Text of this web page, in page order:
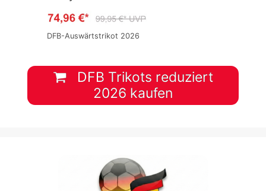
DFB-Auswärtstrikot 2026
DFB Trikots reduziert
2026 kaufen